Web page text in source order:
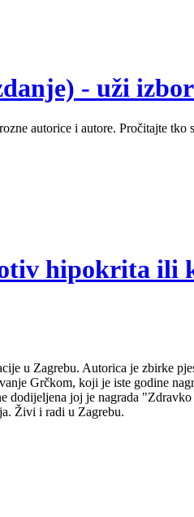
- uži izbor
autorice i autore. Pročitajte tko
hipokrita ili
u Zagrebu. Autorica je zbirke
Grčkom, koji je iste godine
joj je nagrada
Živi i radi u Zagrebu.